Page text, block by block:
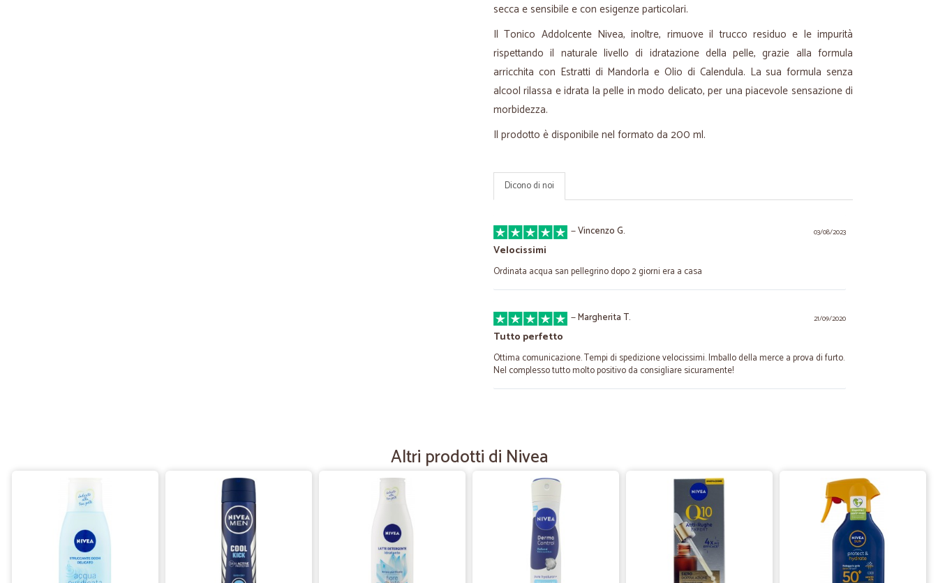
secca e sensibile e con esigenze particolari.
Il Tonico Addolcente Nivea, inoltre, rimuove il trucco residuo e le impurità
rispettando il naturale livello di idratazione della pelle, grazie alla formula
arricchita con Estratti di Mandorla e Olio di Calendula. La sua formula senza
alcool rilassa e idrata la pelle in modo delicato, per una piacevole sensazione di
morbidezza.
Il prodotto è disponibile nel formato da 200 ml.
Dicono di noi
03/08/2023
—Vincenzo G.
Velocissimi
Ordinata acqua san pellegrino dopo 2 giorni era a casa
21/09/2020
—Margherita T.
Tutto perfetto
Ottima comunicazione. Tempi di spedizione velocissimi. Imballo della merce a prova di furto.
Nel complesso tutto molto positivo da consigliare sicuramente!
I prodotti sono arrivati nei tempi previsti. Imballati perfettamente.
03/08/2020
Buon sito
Buon sito. Molto celeri con le spedizioni. Ho messo 4 stelle solo perché ho provato per
mezz'ora a contattarli senza ricevere risposta.
Altri prodotti di Nivea